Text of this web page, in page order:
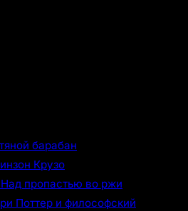
барабан
Крузо
пропастью во ржи
Поттер и философский